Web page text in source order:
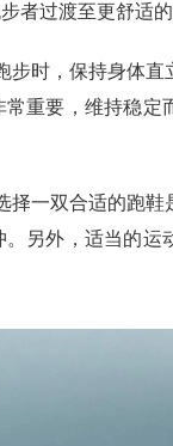
者过渡至更舒适
步时，保持身体
重要，维持稳定
择一双合适的跑鞋
另外，适当的运